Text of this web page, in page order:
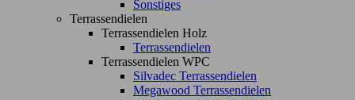
Sonstiges
Terrassendielen
Terrassendielen Holz
Terrassendielen
Terrassendielen WPC
Silvadec Terrassendielen
Megawood Terrassendielen